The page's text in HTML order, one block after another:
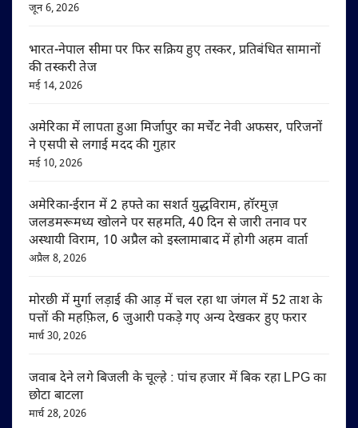
जून 6, 2026
भारत-नेपाल सीमा पर फिर सक्रिय हुए तस्कर, प्रतिबंधित सामानों
की तस्करी तेज
मई 14, 2026
अमेरिका में लापता हुआ मिर्जापुर का मर्चेंट नेवी अफसर, परिजनों
ने एसपी से लगाई मदद की गुहार
मई 10, 2026
अमेरिका-ईरान में 2 हफ्ते का सशर्त युद्धविराम, हॉरमुज़
जलडमरूमध्य खोलने पर सहमति, 40 दिन से जारी तनाव पर
अस्थायी विराम, 10 अप्रैल को इस्लामाबाद में होगी अहम वार्ता
अप्रैल 8, 2026
मोरछी में मुर्गा लड़ाई की आड़ में चल रहा था जंगल में 52 ताश के
पत्तों की महफ़िल, 6 जुआरी पकड़े गए अन्य देखकर हुए फरार
मार्च 30, 2026
जवाब देने लगे बिजली के चूल्हे : पांच हजार में बिक रहा LPG का
छोटा बाटला
मार्च 28, 2026